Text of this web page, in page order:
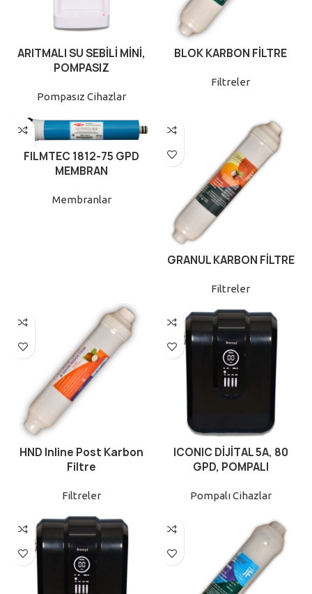
ARITMALI SU SEBİLİ MİNİ,
POMPASIZ
Pompasız Cihazlar
BLOK KARBON FİLTRE
Filtreler
FILMTEC 1812-75 GPD
MEMBRAN
Membranlar
GRANUL KARBON FİLTRE
Filtreler
HND Inline Post Karbon
Filtre
Filtreler
ICONIC DİJİTAL 5A, 80
GPD, POMPALI
Pompalı Cihazlar